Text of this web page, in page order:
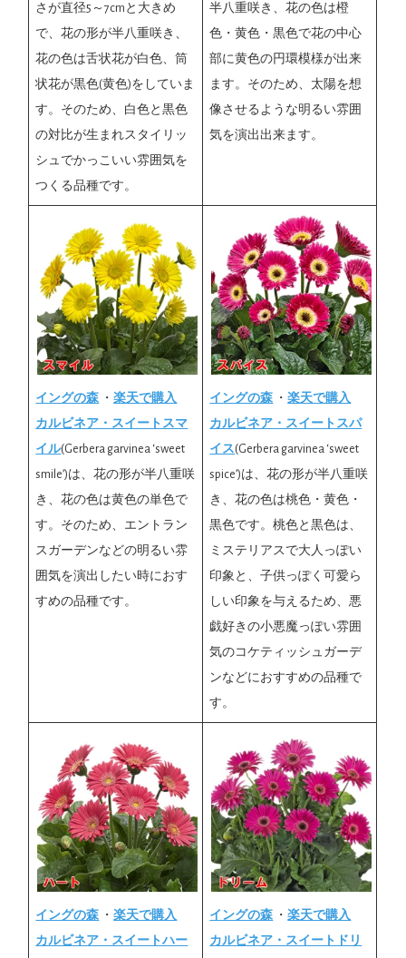
さが直径5～7cmと大きめ
で、花の形が半八重咲き、
花の色は舌状花が白色、筒
状花が黒色(黄色)をしていま
す。そのため、白色と黒色
の対比が生まれスタイリッ
シュでかっこいい雰囲気を
つくる品種です。
半八重咲き、花の色は橙
色・黄色・黒色で花の中心
部に黄色の円環模様が出来
ます。そのため、太陽を想
像させるような明るい雰囲
気を演出出来ます。
イングの森 ・楽天で購入
カルビネア・スイートスマ
イル(Gerbera garvinea ‘sweet
smile’)は、花の形が半八重咲
き、花の色は黄色の単色で
す。そのため、エントラン
スガーデンなどの明るい雰
囲気を演出したい時におす
すめの品種です。
イングの森 ・楽天で購入
カルビネア・スイートスパ
イス(Gerbera garvinea ‘sweet
spice’)は、花の形が半八重咲
き、花の色は桃色・黄色・
黒色です。桃色と黒色は、
ミステリアスで大人っぽい
印象と、子供っぽく可愛ら
しい印象を与えるため、悪
戯好きの小悪魔っぽい雰囲
気のコケティッシュガーデ
ンなどにおすすめの品種で
す。
イングの森 ・楽天で購入
カルビネア・スイートハー
イングの森 ・楽天で購入
カルビネア・スイートドリ